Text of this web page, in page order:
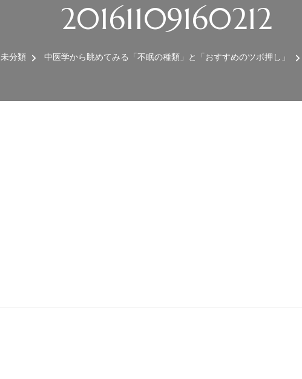
20161109160212
未分類 中医学から眺めてみる「不眠の種類」と「おすすめのツボ押し」